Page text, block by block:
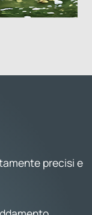
precisi e